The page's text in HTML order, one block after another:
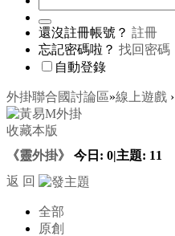
還沒註冊帳號？ 註冊
忘記密碼啦？ 找回密碼
自動登錄
外掛聯合國討論區»線上遊戲 ›
收藏本版
《靈外掛》
今日: 0|主題: 11
返 回
全部
原創